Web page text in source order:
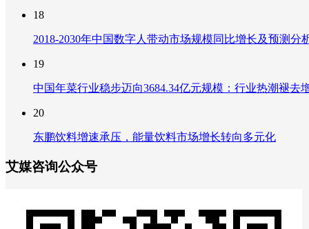
18
2018-2030年中国数字人带动市场规模同比增长及预测
19
中国年菜行业稳步迈向3684.34亿元规模：行业热潮褪
20
东鹏饮料增速承压，能量饮料市场增长转向多元化
艾媒咨询公众号